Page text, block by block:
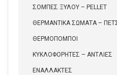
ΣΟΜΠΕΣ ΞΥΛΟΥ – PELLET
ΘΕΡΜΑΝΤΙΚΑ ΣΩΜΑΤΑ –
ΘΕΡΜΟΠΟΜΠΟΙ
ΚΥΚΛΟΦΟΡΗΤΕΣ – ΑΝΤΛΙΕΣ
ΕΝΑΛΛΑΚΤΕΣ